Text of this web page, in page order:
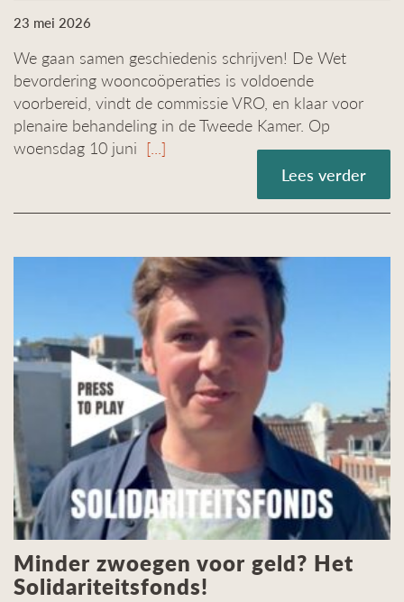
23 mei 2026
We gaan samen geschiedenis schrijven! De Wet
bevordering wooncoöperaties is voldoende
voorbereid, vindt de commissie VRO, en klaar voor
plenaire behandeling in de Tweede Kamer. Op
woensdag 10 juni [...]
Lees verder
Minder zwoegen voor geld? Het
Solidariteitsfonds!